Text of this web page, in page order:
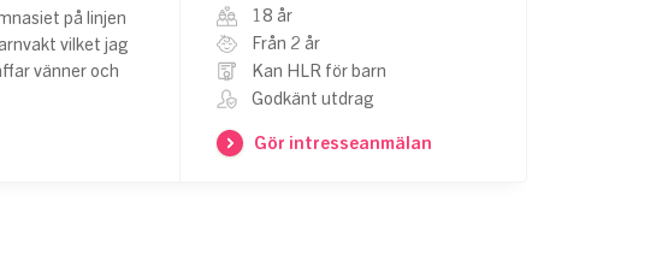
på linjen
vilket jag
vänner och
18 år
Från 2 år
Kan HLR för barn
Godkänt utdrag
Gör intresseanmälan